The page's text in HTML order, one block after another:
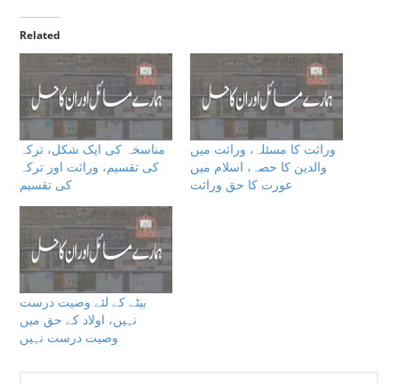
Related
مناسخہ کی ایک شکل، ترکہ
کی تقسیم، وراثت اور ترکہ
کی تقسیم
وراثت کا مسئلہ، وراثت میں
والدین کا حصہ، اسلام میں
عورت کا حق وراثت
بیٹے کے لئے وصیت درست
نہیں، اولاد كے حق میں
وصیت درست نہیں